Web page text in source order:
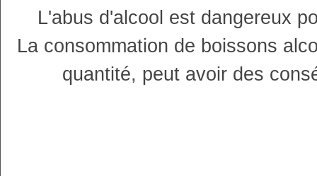
L'abus d'alcool est dangereux
La consommation de boissons
quantité, peut avoir des